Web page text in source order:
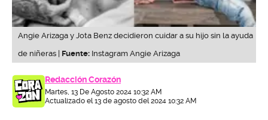
Angie Arizaga y Jota Benz decidieron cuidar a su hijo sin la ayuda
de niñeras | Fuente: Instagram Angie Arizaga
Redacción Corazón
Martes, 13 De Agosto 2024 10:32 AM
Actualizado el 13 de agosto del 2024 10:32 AM